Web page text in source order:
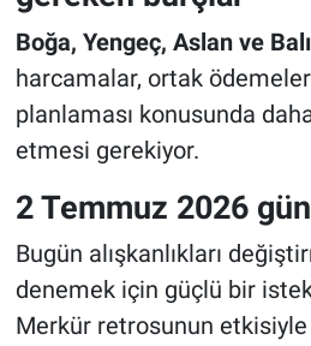
Boğa, Yengeç, Aslan ve
harcamalar, ortak
planlaması konusunda
etmesi gerekiyor.
2 Temmuz 2026
Bugün alışkanlıkları
denemek için güçlü bir
Merkür retrosunun